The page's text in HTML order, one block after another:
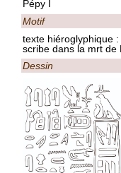
Pépy I
Motif
texte hiéroglyphique
scribe dans la mrt de
Dessin